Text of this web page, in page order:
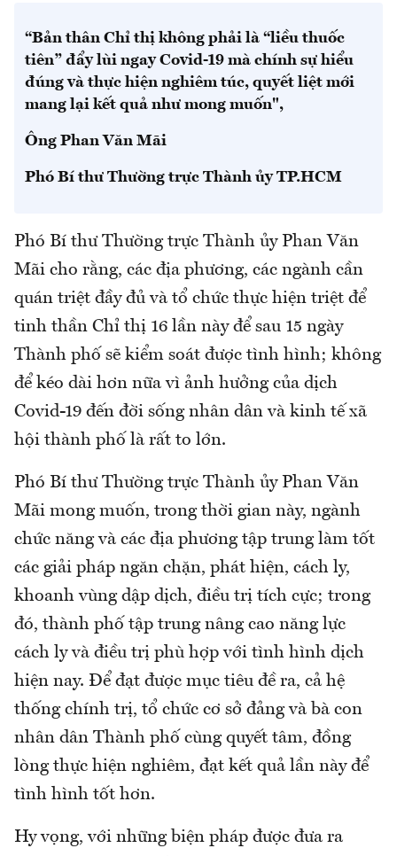
“Bản thân Chỉ thị không phải là “liều thuốc
tiên” đẩy lùi ngay Covid-19 mà chính sự hiểu
đúng và thực hiện nghiêm túc, quyết liệt mới
mang lại kết quả như mong muốn",
Ông Phan Văn Mãi
Phó Bí thư Thường trực Thành ủy TP.HCM
Phó Bí thư Thường trực Thành ủy Phan Văn
Mãi cho rằng, các địa phương, các ngành cần
quán triệt đầy đủ và tổ chức thực hiện triệt để
tinh thần Chỉ thị 16 lần này để sau 15 ngày
Thành phố sẽ kiểm soát được tình hình; không
để kéo dài hơn nữa vì ảnh hưởng của dịch
Covid-19 đến đời sống nhân dân và kinh tế xã
hội thành phố là rất to lớn.
Phó Bí thư Thường trực Thành ủy Phan Văn
Mãi mong muốn, trong thời gian này, ngành
chức năng và các địa phương tập trung làm tốt
các giải pháp ngăn chặn, phát hiện, cách ly,
khoanh vùng dập dịch, điều trị tích cực; trong
đó, thành phố tập trung nâng cao năng lực
cách ly và điều trị phù hợp với tình hình dịch
hiện nay. Để đạt được mục tiêu đề ra, cả hệ
thống chính trị, tổ chức cơ sở đảng và bà con
nhân dân Thành phố cùng quyết tâm, đồng
lòng thực hiện nghiêm, đạt kết quả lần này để
tình hình tốt hơn.
Hy vọng, với những biện pháp được đưa ra